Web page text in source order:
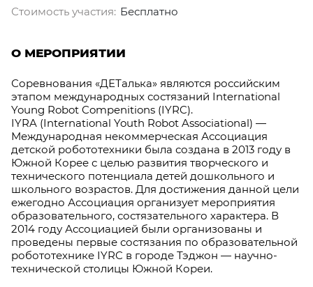
Стоимость участия: Бесплатно
О МЕРОПРИЯТИИ
Соревнования «ДЕТалька» являются российским
этапом международных состязаний International
Young Robot Compenitions (IYRC).
IYRA (International Youth Robot Associational) —
Международная некоммерческая Ассоциация
детской робототехники была создана в 2013 году в
Южной Корее с целью развития творческого и
технического потенциала детей дошкольного и
школьного возрастов. Для достижения данной цели
ежегодно Ассоциация организует мероприятия
образовательного, состязательного характера. В
2014 году Ассоциацией были организованы и
проведены первые состязания по образовательной
робототехнике IYRC в городе Тэджон — научно-
технической столицы Южной Кореи.